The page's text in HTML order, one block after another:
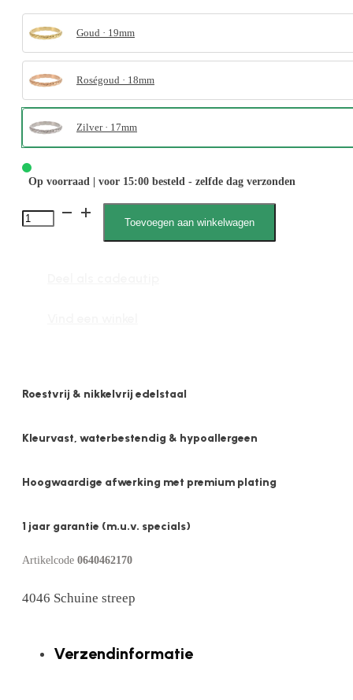
Goud · 19mm
Roségoud · 18mm
Zilver · 17mm
Op voorraad | voor 15:00 besteld - zelfde dag verzonden
4046
Toevoegen aan winkelwagen
Roestvrij & nikkelvrij edelstaal
Kleurvast, waterbestendig & hypoallergeen
Hoogwaardige afwerking met premium plating
1 jaar garantie (m.u.v. specials)
Artikelcode 0640462170
4046 Schuine streep
Verzendinformatie